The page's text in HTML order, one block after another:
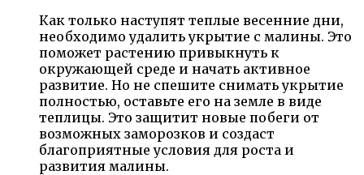
Как только наступят теплые весенние дни,
необходимо удалить укрытие с малины. Это
поможет растению привыкнуть к
окружающей среде и начать активное
развитие. Но не спешите снимать укрытие
полностью, оставьте его на земле в виде
теплицы. Это защитит новые побеги от
возможных заморозков и создаст
благоприятные условия для роста и
развития малины.